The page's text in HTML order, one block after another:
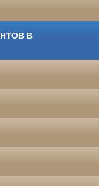
В